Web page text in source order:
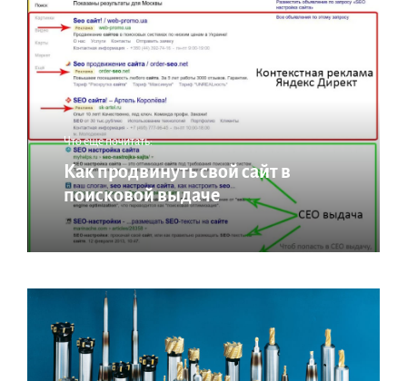
Что еще почитать:
Как продвинуть свой сайт в
поисковой выдаче